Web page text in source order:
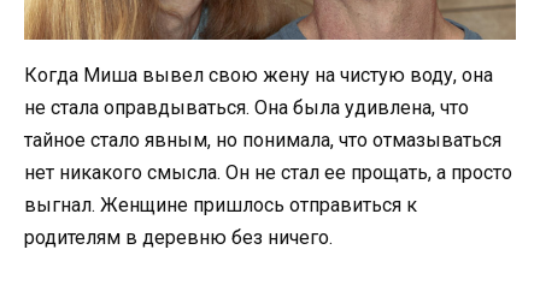
Когда Миша вывел свою жену на чистую воду, она
не стала оправдываться. Она была удивлена, что
тайное стало явным, но понимала, что отмазываться
нет никакого смысла. Он не стал ее прощать, а просто
выгнал. Женщине пришлось отправиться к
родителям в деревню без ничего.